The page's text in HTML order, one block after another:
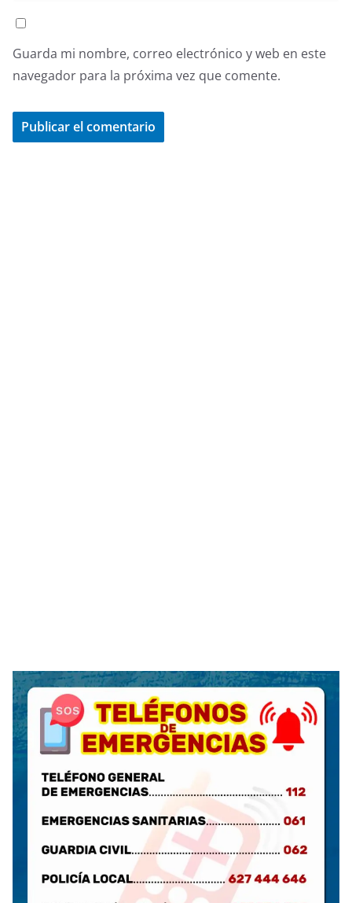
Guarda mi nombre, correo electrónico y web en este
navegador para la próxima vez que comente.